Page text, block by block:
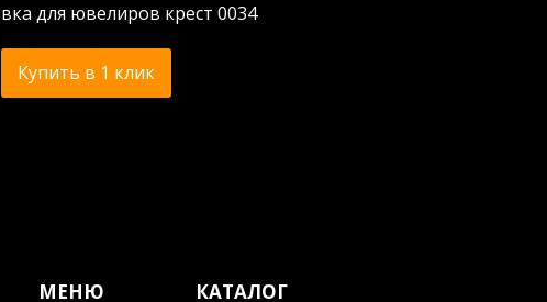
для ювелиров крест 0034
Купить в 1 клик
МЕНЮ КАТАЛОГ